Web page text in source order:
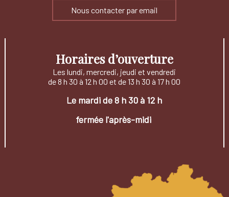
Nous contacter par email
Horaires d’ouverture
Les lundi, mercredi, jeudi et vendredi
de 8 h 30 à 12 h 00 et de 13 h 30 à 17 h 00
Le mardi de 8 h 30 à 12 h
fermée l'après-midi